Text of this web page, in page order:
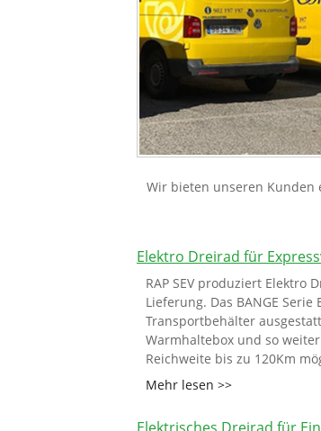
Wir bieten unseren Kunden
Elektro Dreirad für
RAP SEV produziert Elektro
Lieferung. Das BANGE
Transportbehälter
Warmhaltebox und so
Reichweite bis zu 120Km
Mehr lesen >>
Elektrisches Dreirad für